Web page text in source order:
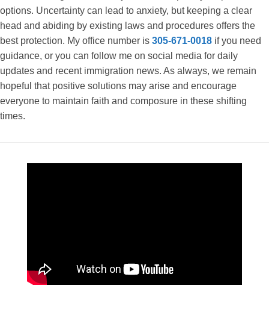
options. Uncertainty can lead to anxiety, but keeping a clear
head and abiding by existing laws and procedures offers the
best protection. My office number is 305-671-0018 if you need
guidance, or you can follow me on social media for daily
updates and recent immigration news. As always, we remain
hopeful that positive solutions may arise and encourage
everyone to maintain faith and composure in these shifting
times.